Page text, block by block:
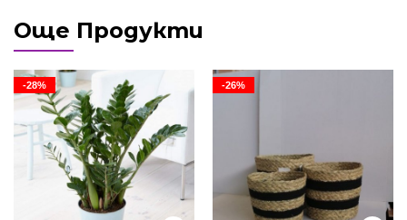
Още Продукти
-28% -26%